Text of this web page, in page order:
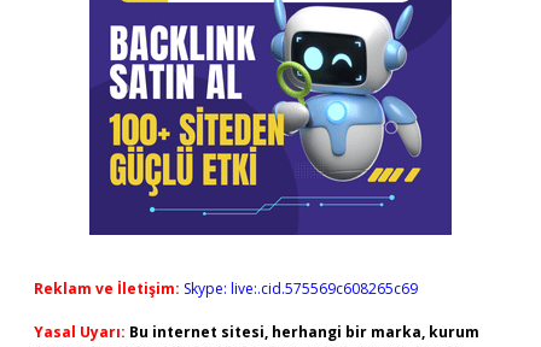
Reklam ve İletişim: Skype: live:.cid.575569c608265c69
Yasal Uyarı: Bu internet sitesi, herhangi bir marka, kurum